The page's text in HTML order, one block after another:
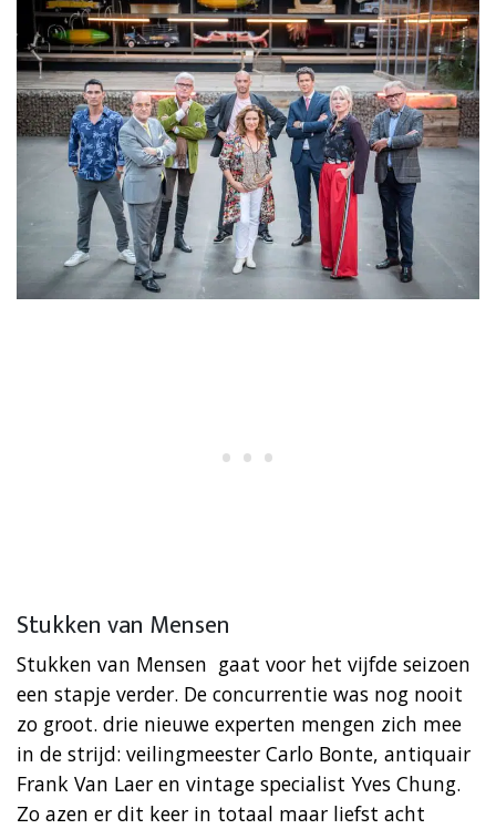
Stukken van Mensen
Stukken van Mensen gaat voor het vijfde seizoen
een stapje verder. De concurrentie was nog nooit
zo groot. drie nieuwe experten mengen zich mee
in de strijd: veilingmeester Carlo Bonte, antiquair
Frank Van Laer en vintage specialist Yves Chung.
Zo azen er dit keer in totaal maar liefst acht